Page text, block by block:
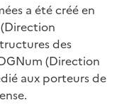
a été créé en
(Direction
des
(Direction
aux porteurs de